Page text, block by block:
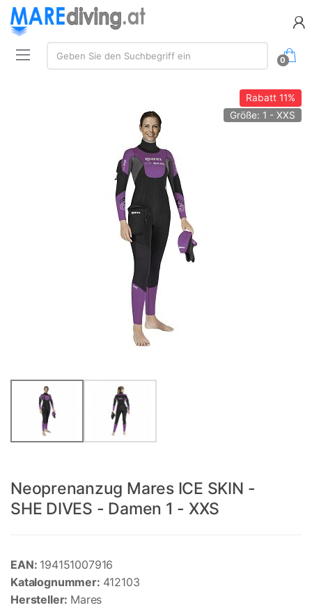
Suchen:
Geben Sie den Suchbegriff ein
0
Rabatt11%
Größe: 1 - XXS
Neoprenanzug Mares ICE SKIN -
SHE DIVES - Damen 1 - XXS
EAN: 194151007916
Katalognummer: 412103
Hersteller: Mares